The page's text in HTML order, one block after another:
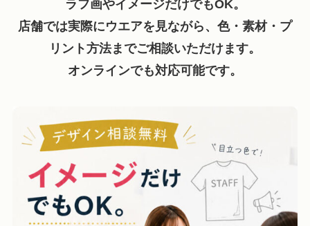
ラフ画やイメージだけでもOK。
店舗では実際にウエアを見ながら、色・素材・プ
リント方法までご相談いただけます。
オンラインでも対応可能です。